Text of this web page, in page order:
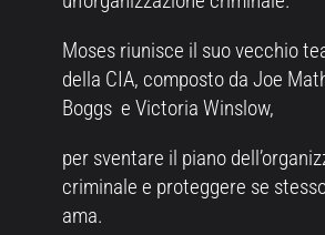
Moses riunisce il suo vecchio
della CIA, composto da Joe
Boggs e Victoria Winslow,
per sventare il piano
criminale e proteggere se
ama.